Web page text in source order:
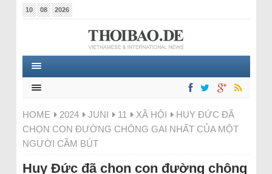
10 08 2026
HOME 2024 JUNI 11 XÃ HỘI
HUY ĐỨC ĐÃ
CHỌN CON ĐƯỜNG CHÔNG GAI NHẤT CỦA MỘT
NGƯỜI CẦM BÚT
Huy Đức đã chọn con đường chông